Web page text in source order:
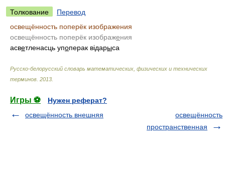
Толкование
Перевод
освещённость поперёк изображения
освещённость поперёк изображения
асветленасць упоперак відарыса
Русско-белорусский словарь математических, физических и технических
терминов 2013
Игры ⚽
Нужен реферат?
освещённость внешняя
освещённость
пространственная